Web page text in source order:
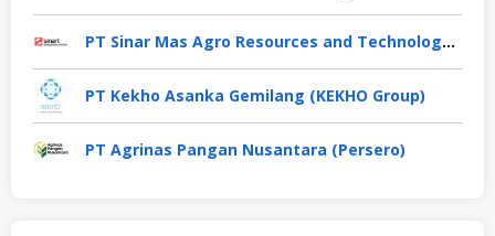
PT Sinar Mas Agro Resources and Technology Tbk
PT Kekho Asanka Gemilang (KEKHO Group)
PT Agrinas Pangan Nusantara (Persero)